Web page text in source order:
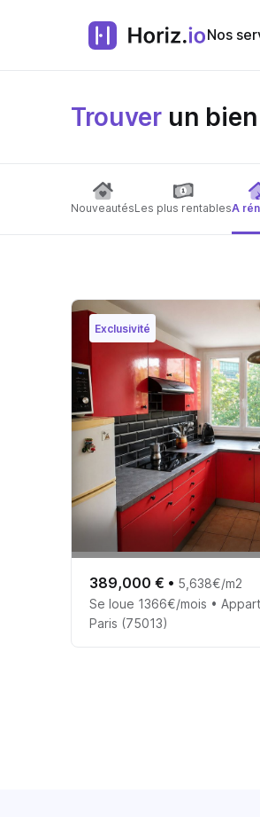
Nos
Trouver un
NouveautésLes plus rentablesA
Exclusivité
389,000 € • 5,638€/m2
Se loue 1366€/mois •
Paris (75013)